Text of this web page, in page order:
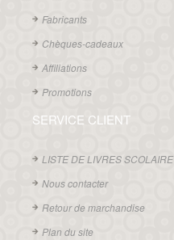
Fabricants
Chèques-cadeaux
Affiliations
Promotions
SERVICE CLIENT
LISTE DE LIVRES SCOLAIRE
Nous contacter
Retour de marchandise
Plan du site